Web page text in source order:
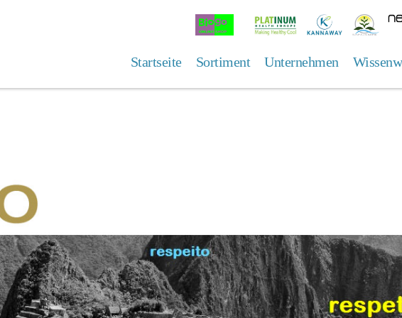
Online
Shop
Platinum
Health
Kannaway Sanuslife
Startseite Sortiment Unternehmen